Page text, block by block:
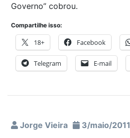
Governo” cobrou.
Compartilhe isso:
18+ Facebook
Telegram E-mail
Jorge Vieira 3/maio/2011